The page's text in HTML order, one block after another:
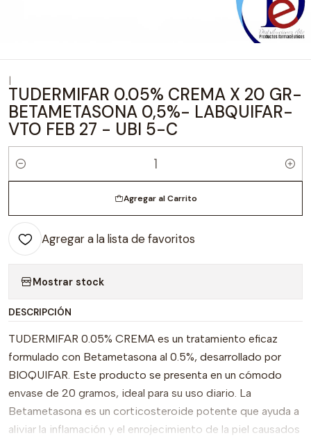
TUDERMIFAR 0.05% CREMA X 20 GR-
BETAMETASONA 0,5%- LABQUIFAR-
VTO FEB 27 - UBI 5-C
Cantidad
Agregar al Carrito
Agregar a la lista de favoritos
Mostrar stock
DESCRIPCIÓN
TUDERMIFAR 0.05% CREMA es un tratamiento eficaz
formulado con Betametasona al 0.5%, desarrollado por
BIOQUIFAR. Este producto se presenta en un cómodo
envase de 20 gramos, ideal para su uso diario. La
Betametasona es un corticosteroide potente que ayuda a
aliviar la inflamación y el enrojecimiento de la piel causados